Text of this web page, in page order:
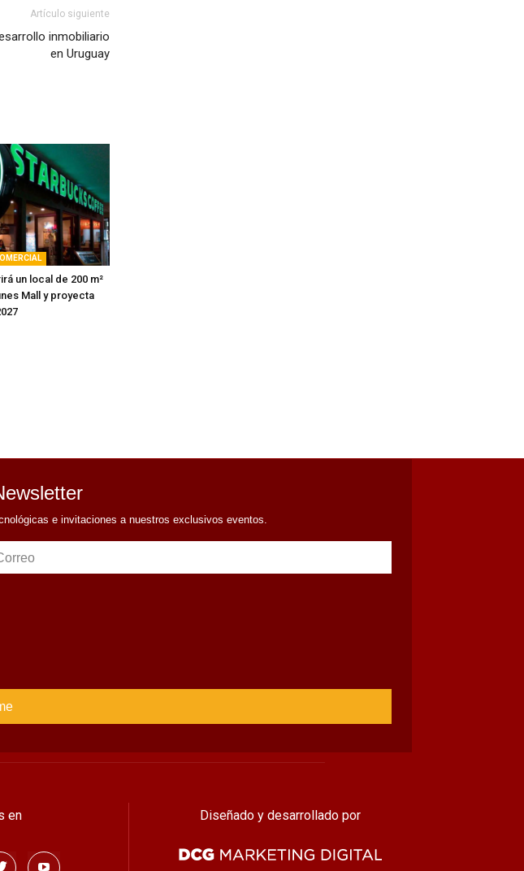
Artículo siguiente
inmobiliario
en Uruguay
un local de 200 m²
Mall y proyecta
e invitaciones a nuestros exclusivos eventos.
Diseñado y desarrollado por